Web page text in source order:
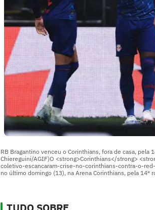
RB Bragantino venceu o Corinthians, fora de casa, pela
Chiereguini/AGIF)O <strong>Corinthians</strong>
coletivo-escancaram-crise-no-corinthians-contra-o-
no último domingo (13), na Arena Corinthians, pela 14ª